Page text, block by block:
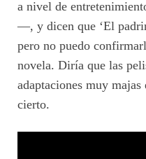
a nivel de
—, y dicen que ‘El
pero no puedo
novela. Diría que las
adaptaciones muy
cierto.